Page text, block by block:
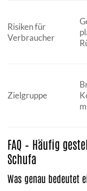
Risiken für
Verbraucher
Zielgruppe
FAQ – Häufig
Schufa
Was genau bedeutet